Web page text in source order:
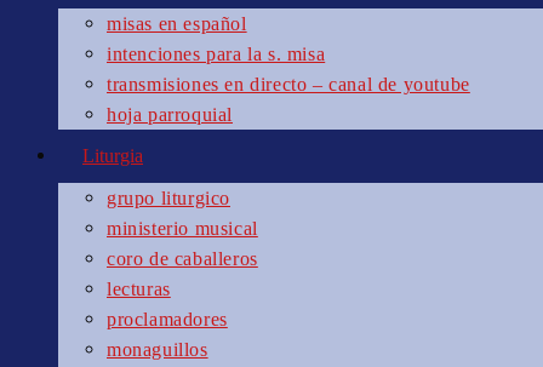
misas en español
intenciones para la s. misa
transmisiones en directo – canal de youtube
hoja parroquial
Liturgia
grupo liturgico
ministerio musical
coro de caballeros
lecturas
proclamadores
monaguillos